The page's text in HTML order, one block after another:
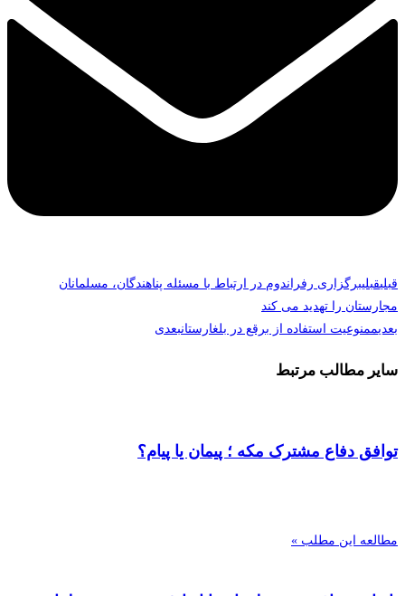
قبلیقبلیبرگزاری رفراندوم در ارتباط با مسئله پناهندگان، مسلمانان
مجارستان را تهدید می کند
بعدیممنوعیت استفاده از برقع در بلغارستانبعدی
سایر مطالب مرتبط
توافق دفاع مشترک مکه ؛ پیمان یا پیام؟
مطالعه این مطلب »